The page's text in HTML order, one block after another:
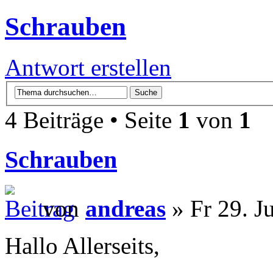
Schrauben
Antwort erstellen
4 Beiträge • Seite 1 von 1
Schrauben
von andreas » Fr 29.
Hallo Allerseits,